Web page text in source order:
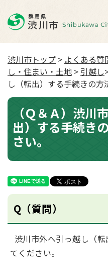
渋川市トップ > よくある質
し・住まい・土地 > 引越し
し（転出）する手続きの方
（Ｑ＆Ａ）渋川
出）する手続き
さい。
Q（質問）
渋川市外へ引っ越し（
てください。